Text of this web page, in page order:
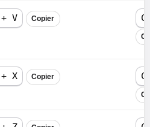
V Copier
X Copier